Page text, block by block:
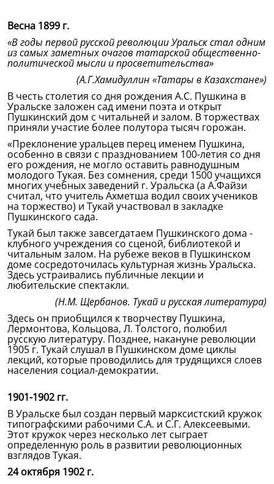
Весна 1899 г.
«В годы первой русской революции Уральск стал одним
из самых заметных очагов татарской общественно-
политической мысли и просветительства»
(А.Г.Хамидуллин «Татары в Казахстане»)
В честь столетия со дня рождения А.С. Пушкина в
Уральске заложен сад имени поэта и открыт
Пушкинский дом с читальней и залом. В торжествах
приняли участие более полутора тысяч горожан.
«Преклонение уральцев перец именем Пушкина,
особенно в связи с празднованием 100-летия со дня
его рождения, не могло оставить равнодушным
молодого Тукая. Без сомнения, среди 1500 учащихся
многих учебных заведений г. Уральска (а А.Файзи
считал, что учитель Ахметша водил своих учеников
на торжество) и Тукай участвовал в закладке
Пушкинского сада.
Тукай был также завсегдатаем Пушкинского дома -
клубного учреждения со сценой, библиотекой и
читальным залом. На рубеже веков в Пушкинском
доме сосредоточилась культурная жизнь Уральска.
Здесь устраивались публичные лекции и
любительские спектакли.
(Н.М. Щербанов. Тукай и русская литература)
Здесь он приобщился к творчеству Пушкина,
Лермонтова, Кольцова, Л. Толстого, полюбил
русскую литературу. Позднее, накануне революции
1905 г. Тукай слушал в Пушкинском доме циклы
лекций, которые проводились для трудящихся слоев
населения социал-демократии.
1901-1902 гг.
В Уральске был создан первый марксистский кружок
типографскими рабочими С.А. и С.Г. Алексеевыми.
Этот кружок через несколько лет сыграет
определенную роль в развитии революционных
взглядов Тукая.
24 октября 1902 г.